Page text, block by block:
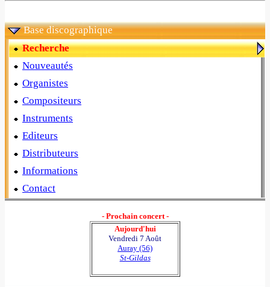
Base discographique
Recherche
Nouveautés
Organistes
Compositeurs
Instruments
Editeurs
Distributeurs
Informations
Contact
- Prochain concert -
Aujourd'hui
Vendredi 7 Août
Auray (56)
St-Gildas